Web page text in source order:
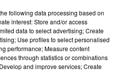
following data processing based on
interest: Store and/or access
data to select advertising; Create
Use profiles to select personalised
performance; Measure content
through statistics or combinations
and improve services; Create